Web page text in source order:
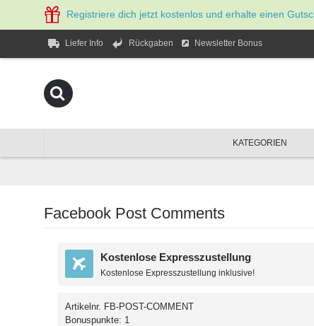
Registriere dich jetzt kostenlos und erhalte einen
Liefer Info Rückgaben Newsletter Bonus
KATEGORIEN
Facebook Post Comments
Kostenlose Expresszustellung
Kostenlose Expresszustellung inklusive!
Artikelnr. FB-POST-COMMENT
Bonuspunkte: 1